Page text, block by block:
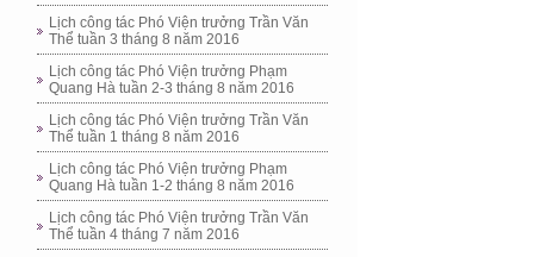
Lịch công tác Phó Viện trưởng Trần Văn
Thể tuần 3 tháng 8 năm 2016
Lịch công tác Phó Viện trưởng Phạm
Quang Hà tuần 2-3 tháng 8 năm 2016
Lịch công tác Phó Viện trưởng Trần Văn
Thể tuần 1 tháng 8 năm 2016
Lịch công tác Phó Viện trưởng Phạm
Quang Hà tuần 1-2 tháng 8 năm 2016
Lịch công tác Phó Viện trưởng Trần Văn
Thể tuần 4 tháng 7 năm 2016